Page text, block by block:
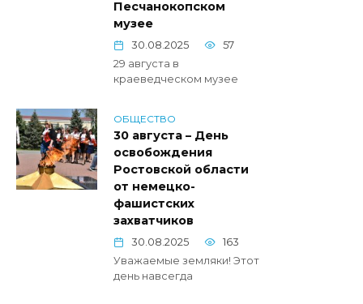
Песчанокопском
музее
30.08.2025
57
29 августа в
краеведческом музее
ОБЩЕСТВО
30 августа – День
освобождения
Ростовской области
от немецко-
фашистских
захватчиков
30.08.2025
163
Уважаемые земляки! Этот
день навсегда